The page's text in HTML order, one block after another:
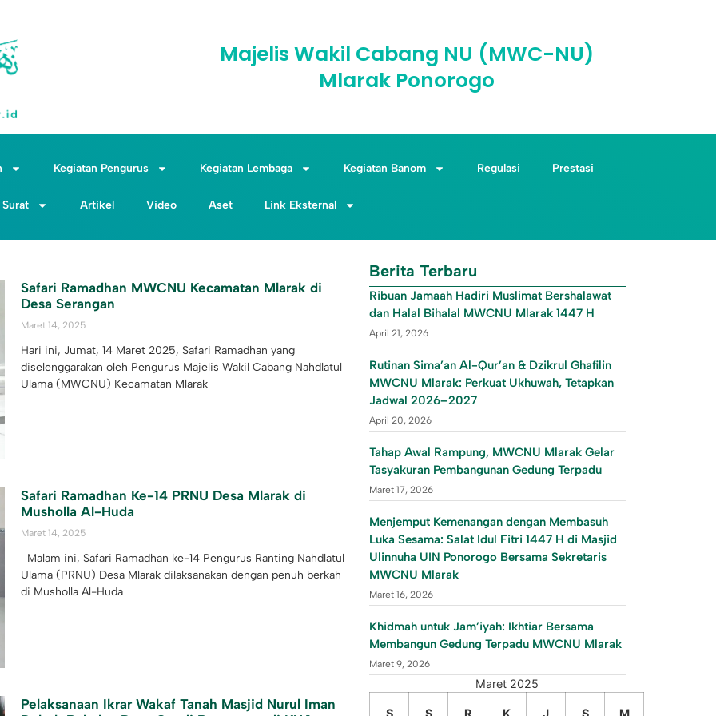
Majelis Wakil Cabang NU (MWC-NU)
Mlarak Ponorogo
Kegiatan Pengurus Kegiatan Lembaga Kegiatan Banom Regulasi Prestasi
Surat Artikel Video Aset Link Eksternal
Safari Ramadhan MWCNU Kecamatan Mlarak di
Desa Serangan
Maret 14, 2025
Hari ini, Jumat, 14 Maret 2025, Safari Ramadhan yang
diselenggarakan oleh Pengurus Majelis Wakil Cabang Nahdlatul
Ulama (MWCNU) Kecamatan Mlarak
Safari Ramadhan Ke-14 PRNU Desa Mlarak di
Musholla Al-Huda
Maret 14, 2025
Malam ini, Safari Ramadhan ke-14 Pengurus Ranting Nahdlatul
Ulama (PRNU) Desa Mlarak dilaksanakan dengan penuh berkah
di Musholla Al-Huda
Pelaksanaan Ikrar Wakaf Tanah Masjid Nurul Iman
Berita Terbaru
Ribuan Jamaah Hadiri Muslimat Bershalawat
dan Halal Bihalal MWCNU Mlarak 1447 H
April 21, 2026
Rutinan Sima’an Al-Qur’an & Dzikrul Ghafilin
MWCNU Mlarak: Perkuat Ukhuwah, Tetapkan
Jadwal 2026–2027
April 20, 2026
Tahap Awal Rampung, MWCNU Mlarak Gelar
Tasyakuran Pembangunan Gedung Terpadu
Maret 17, 2026
Menjemput Kemenangan dengan Membasuh
Luka Sesama: Salat Idul Fitri 1447 H di Masjid
Ulinnuha UIN Ponorogo Bersama Sekretaris
MWCNU Mlarak
Maret 16, 2026
Khidmah untuk Jam’iyah: Ikhtiar Bersama
Membangun Gedung Terpadu MWCNU Mlarak
Maret 9, 2026
Maret 2025
S S R K J S M